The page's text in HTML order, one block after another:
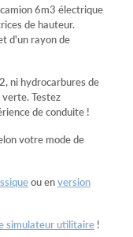
6m3 électrique
de hauteur.
d'un rayon de
ni hydrocarbures de
Testez
de conduite !
votre mode de
ou enversion
simulateur utilitaire !